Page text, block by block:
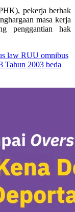
pekerja berhak
masa kerja
penggantian hak
law RUU omnibus
Tahun 2003 beda